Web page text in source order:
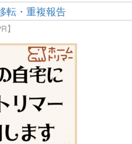
転・重複報告
】